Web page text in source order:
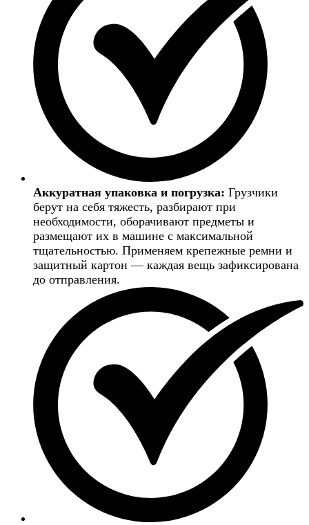
Аккуратная упаковка и погрузка: Грузчики
берут на себя тяжесть, разбирают при
необходимости, оборачивают предметы и
размещают их в машине с максимальной
тщательностью. Применяем крепежные ремни и
защитный картон — каждая вещь зафиксирована
до отправления.